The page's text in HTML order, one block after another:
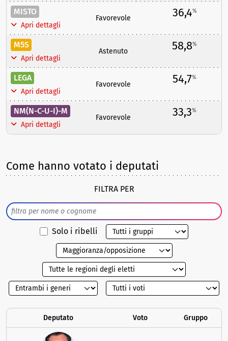
MISTO
Apri dettagli
Favorevole 36,4%
M5S
Apri dettagli
Astenuto 58,8%
LEGA
Apri dettagli
Favorevole 54,7%
NM(N-C-U-I)-M
Apri dettagli
Favorevole 33,3%
Come hanno votato i deputati
FILTRA PER
Solo i ribelli
Deputato Voto Gruppo